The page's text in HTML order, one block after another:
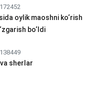
172452
oylik maoshni ko‘rish
bo‘ldi
138449
sherlar